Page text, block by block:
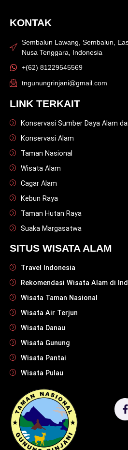
KONTAK
Sembalun Lawang, Sembalun,
Nusa Tenggara, Indonesia
+(62) 81229545569
tngunungrinjani@gmail.com
LINK TERKAIT
Konservasi Sumber Daya Alam
Konservasi Alam
Taman Nasional
Wisata Alam
Cagar Alam
Kebun Raya
Taman Hutan Raya
Suaka Margasatwa
SITUS WISATA ALAM
Travel Indonesia
Rekomendasi Wisata Alam di
Wisata Taman Nasional
Wisata Air Terjun
Wisata Danau
Wisata Gunung
Wisata Pantai
Wisata Pulau